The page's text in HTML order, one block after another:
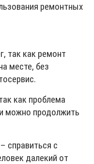
ремонтных
так как ремонт
месте, без
как проблема
можно продолжить
справиться с
далекий от